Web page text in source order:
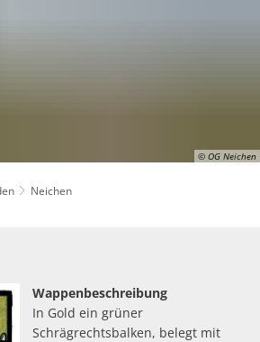
© OG Neichen
Neichen
Wappenbeschreibung
In Gold ein grüner
Schrägrechtsbalken, belegt mit